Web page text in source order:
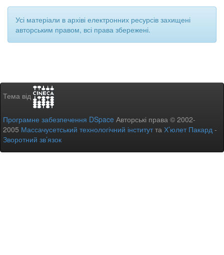
Усі матеріали в архіві електронних ресурсів захищені
авторським правом, всі права збережені.
Тема від
Програмне забезпечення DSpace Авторські права © 2002-
2005 Массачусетський технологічний інститутта Х’юлет Пакард -
Зворотний зв’язок